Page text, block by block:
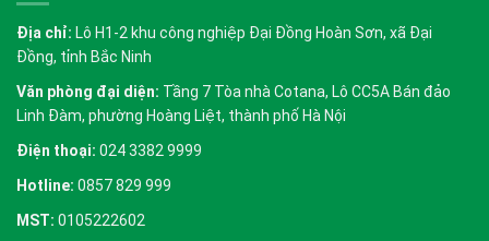
Địa chỉ: Lô H1-2 khu công nghiệp Đại Đồng Hoàn Sơn, xã Đại
Đồng, tỉnh Bắc Ninh
Văn phòng đại diện: Tầng 7 Tòa nhà Cotana, Lô CC5A Bán đảo
Linh Đàm, phường Hoàng Liệt, thành phố Hà Nội
Điện thoại: 024 3382 9999
Hotline: 0857 829 999
MST: 0105222602